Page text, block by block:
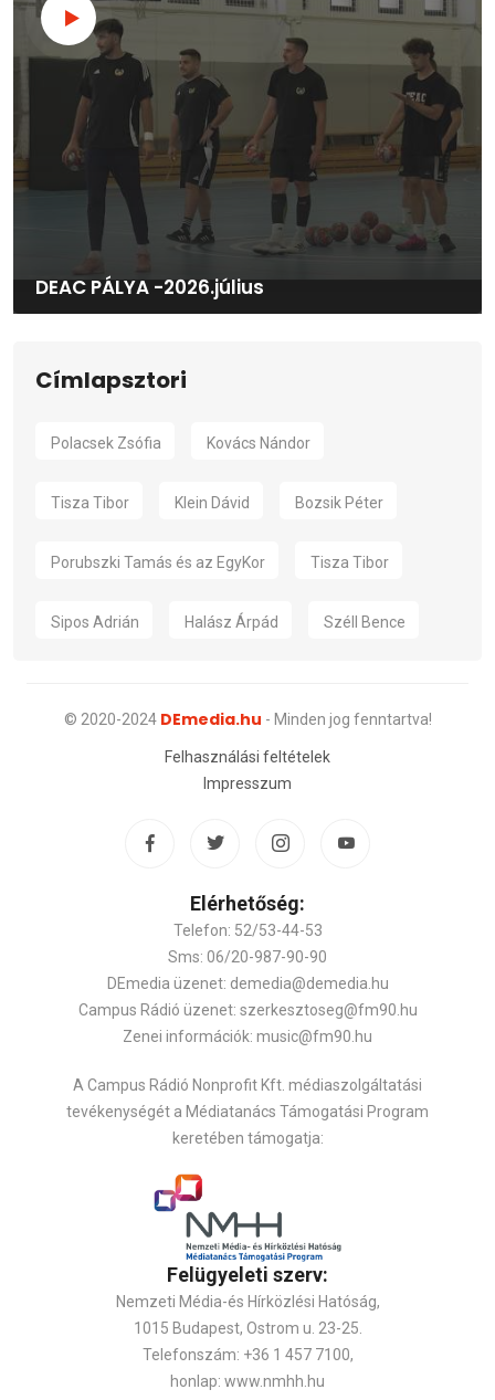
DEAC PÁLYA -2026.július
Címlapsztori
Polacsek Zsófia Kovács Nándor
Tisza Tibor Klein Dávid Bozsik Péter
Porubszki Tamás és az EgyKor Tisza Tibor
Sipos Adrián Halász Árpád Széll Bence
© 2020-2024 DEmedia.hu - Minden jog fenntartva!
Felhasználási feltételek
Impresszum
Elérhetőség:
Telefon: 52/53-44-53
Sms: 06/20-987-90-90
DEmedia üzenet: demedia@demedia.hu
Campus Rádió üzenet: szerkesztoseg@fm90.hu
Zenei információk: music@fm90.hu
A Campus Rádió Nonprofit Kft. médiaszolgáltatási
tevékenységét a Médiatanács Támogatási Program
keretében támogatja:
Felügyeleti szerv:
Nemzeti Média-és Hírközlési Hatóság,
1015 Budapest, Ostrom u. 23-25.
Telefonszám: +36 1 457 7100,
honlap: www.nmhh.hu